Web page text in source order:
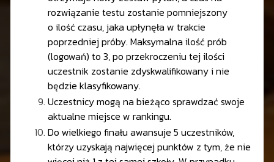
rozwiązanie testu zostanie pomniejszony
o ilość czasu, jaka upłynęła w trakcie
poprzedniej próby. Maksymalna ilość prób
(logowań) to 3, po przekroczeniu tej ilości
uczestnik zostanie zdyskwalifikowany i nie
będzie klasyfikowany.
Uczestnicy mogą na bieżąco sprawdzać swoje
aktualne miejsce w rankingu.
Do wielkiego finału awansuje 5 uczestników,
którzy uzyskają najwięcej punktów z tym, że nie